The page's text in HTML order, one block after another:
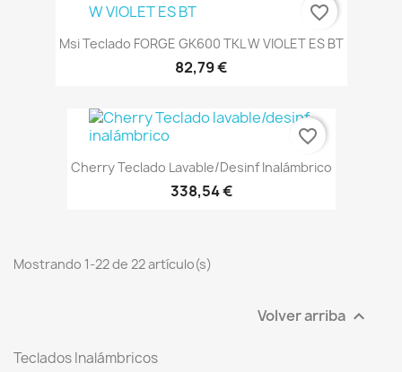
Msi Teclado FORGE GK600 TKL W VIOLET ES BT
82,79 €
favorite_border
Cherry Teclado Lavable/desinf Inalámbrico
338,54 €
favorite_border
Mostrando 1-22 de 22 artículo(s)
Volver arriba 
Teclados Inalámbricos